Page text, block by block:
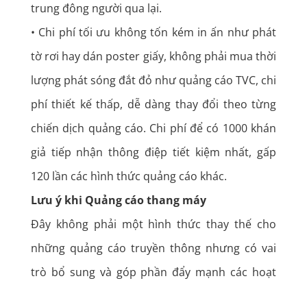
trung đông người qua lại.
• Chi phí tối ưu không tốn kém in ấn như phát
tờ rơi hay dán poster giấy, không phải mua thời
lượng phát sóng đắt đỏ như quảng cáo TVC, chi
phí thiết kế thấp, dễ dàng thay đổi theo từng
chiến dịch quảng cáo. Chi phí để có 1000 khán
giả tiếp nhận thông điệp tiết kiệm nhất, gấp
120 lần các hình thức quảng cáo khác.
Lưu ý khi Quảng cáo thang máy
Đây không phải một hình thức thay thế cho
những quảng cáo truyền thông nhưng có vai
trò bổ sung và góp phần đẩy mạnh các hoạt